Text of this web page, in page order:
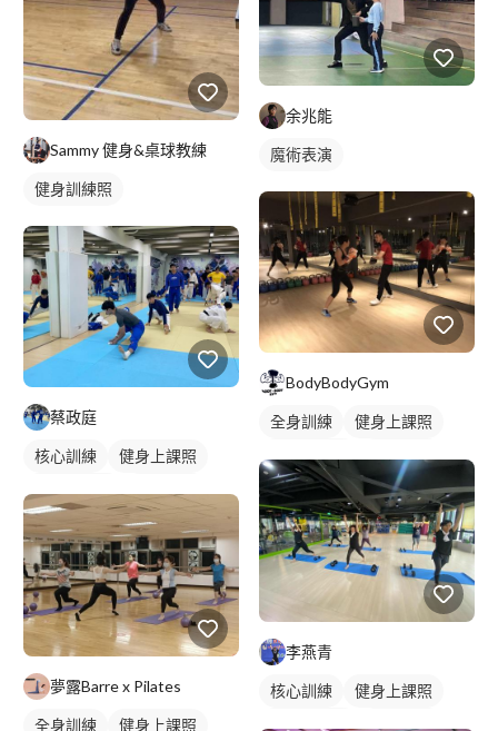
Sammy 健身&桌球教練
健身訓練照
蔡政庭
核心訓練
健身上課照
夢露Barre x Pilates
全身訓練 健身上課照
余兆能
魔術表演
BodyBodyGym
全身訓練
健身上課照
拳擊課程
李燕青
核心訓練
健身上課照